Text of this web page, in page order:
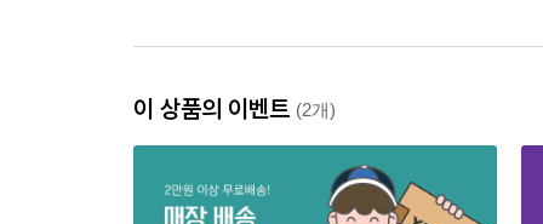
이 상품의 이벤트 (2개)